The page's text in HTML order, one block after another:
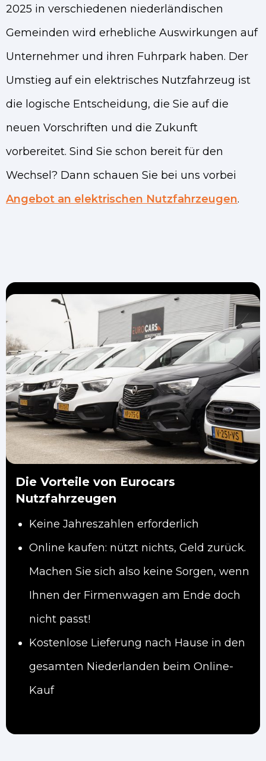
2025 in verschiedenen niederländischen
Gemeinden wird erhebliche Auswirkungen auf
Unternehmer und ihren Fuhrpark haben. Der
Umstieg auf ein elektrisches Nutzfahrzeug ist
die logische Entscheidung, die Sie auf die
neuen Vorschriften und die Zukunft
vorbereitet. Sind Sie schon bereit für den
Wechsel? Dann schauen Sie bei uns vorbei
Angebot an elektrischen Nutzfahrzeugen.
Die Vorteile von Eurocars
Nutzfahrzeugen
Keine Jahreszahlen erforderlich
Online kaufen: nützt nichts, Geld zurück.
Machen Sie sich also keine Sorgen, wenn
Ihnen der Firmenwagen am Ende doch
nicht passt!
Kostenlose Lieferung nach Hause in den
gesamten Niederlanden beim Online-
Kauf